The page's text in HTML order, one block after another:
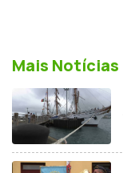
Mais Notícias